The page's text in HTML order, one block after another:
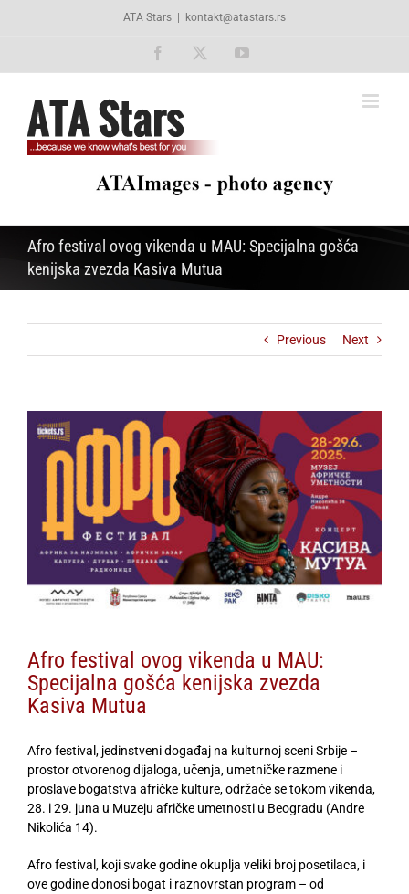
ATA Stars kontakt@atastars.rs
Facebook YouTube
Afro festival ovog vikenda u MAU: Specijalna gošća
kenijska zvezda Kasiva Mutua
Previous Next
View
Larger
Image
Afro festival ovog vikenda u MAU:
Specijalna gošća kenijska zvezda
Kasiva Mutua
Afro festival, jedinstveni događaj na kulturnoj sceni Srbije –
prostor otvorenog dijaloga, učenja, umetničke razmene i
proslave bogatstva afričke kulture, održaće se tokom vikenda,
28. i 29. juna u Muzeju afričke umetnosti u Beogradu (Andre
Nikolića 14).
Afro festival, koji svake godine okuplja veliki broj posetilaca, i
ove godine donosi bogat i raznovrstan program – od